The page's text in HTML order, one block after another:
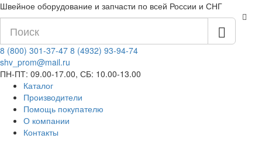
Швейное оборудование и запчасти по всей России и СНГ
8 (800) 301-37-47 8 (4932) 93-94-74
shv_prom@mail.ru
ПН-ПТ: 09.00-17.00, СБ: 10.00-13.00
Каталог
Производители
Помощь покупателю
О компании
Контакты